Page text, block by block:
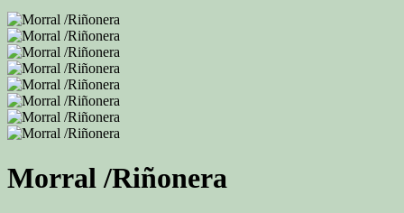
Morral /Riñonera